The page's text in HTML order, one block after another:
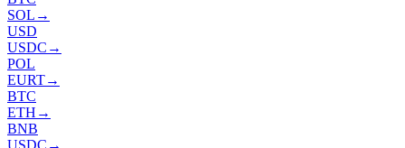
SOL →
USD
USDC →
POL
EURT→
BTC
ETH →
BNB